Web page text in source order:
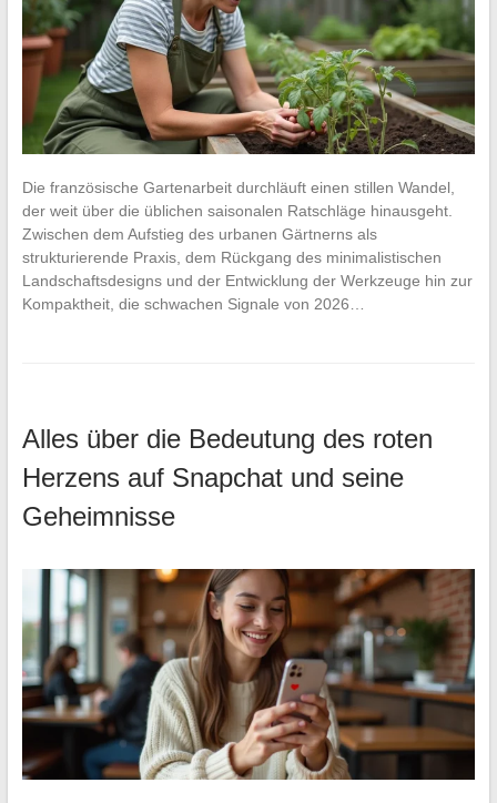
Die französische Gartenarbeit durchläuft einen stillen Wandel,
der weit über die üblichen saisonalen Ratschläge hinausgeht.
Zwischen dem Aufstieg des urbanen Gärtnerns als
strukturierende Praxis, dem Rückgang des minimalistischen
Landschaftsdesigns und der Entwicklung der Werkzeuge hin zur
Kompaktheit, die schwachen Signale von 2026…
Alles über die Bedeutung des roten
Herzens auf Snapchat und seine
Geheimnisse